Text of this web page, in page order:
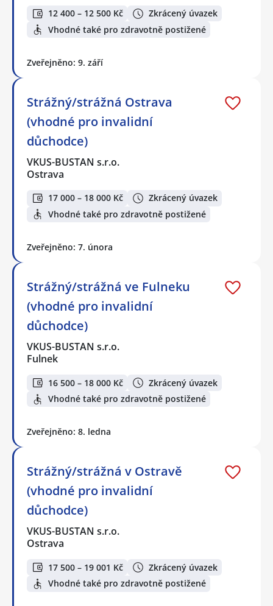
12 400 – 12 500 Kč
Zkrácený úvazek
Vhodné také pro zdravotně postižené
Zveřejněno: 9. září
Strážný/strážná Ostrava
(vhodné pro invalidní
důchodce)
VKUS-BUSTAN s.r.o.
Ostrava
17 000 – 18 000 Kč
Zkrácený úvazek
Vhodné také pro zdravotně postižené
Zveřejněno: 7. února
Strážný/strážná ve Fulneku
(vhodné pro invalidní
důchodce)
VKUS-BUSTAN s.r.o.
Fulnek
16 500 – 18 000 Kč
Zkrácený úvazek
Vhodné také pro zdravotně postižené
Zveřejněno: 8. ledna
Strážný/strážná v Ostravě
(vhodné pro invalidní
důchodce)
VKUS-BUSTAN s.r.o.
Ostrava
17 500 – 19 001 Kč
Zkrácený úvazek
Vhodné také pro zdravotně postižené